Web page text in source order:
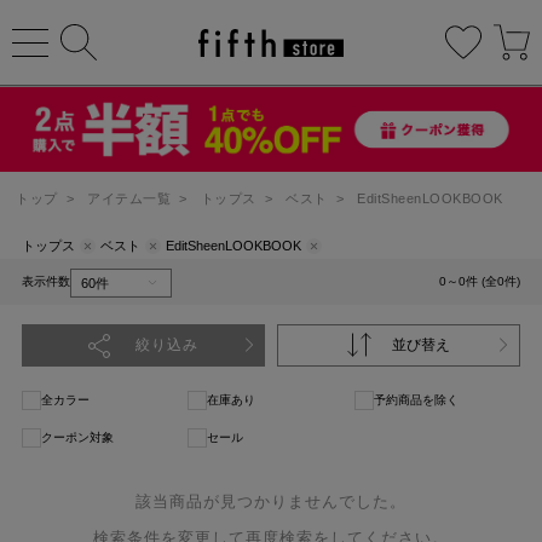
トップ > アイテム一覧 > トップス > ベスト > EditSheenLOOKBOOK
トップス ベスト EditSheenLOOKBOOK
表示件数 0～0件 (全0件)
絞り込み 並び替え
全カラー 在庫あり 予約商品を除く
クーポン対象 セール
該当商品が見つかりませんでした。
検索条件を変更して再度検索をしてください。